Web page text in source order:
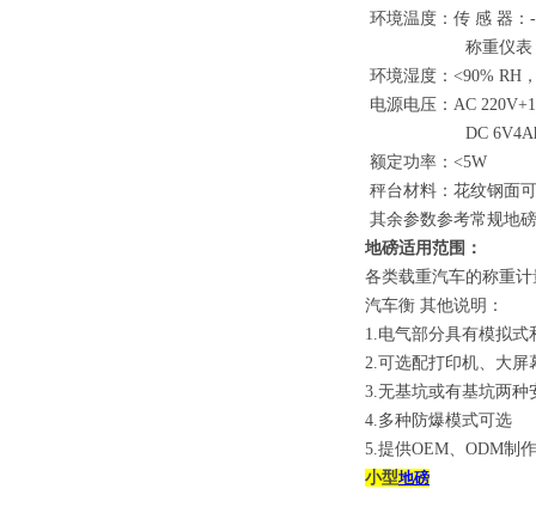
环境温度：传 感 器：
称重仪表
环境湿度： <90% RH
电源电压： AC
DC
额定功率： <5W
秤台材料：花纹钢面
其余参数参考常规地磅
地磅适用范围：
各类载重汽车的称重
汽车衡 其他说明：
1.电气部分具有模拟式
2.可选配打印机、大屏
3.无基坑或有基坑两种
4.多种防爆模式可选
5.提供OEM、 ODM制作
小型地磅